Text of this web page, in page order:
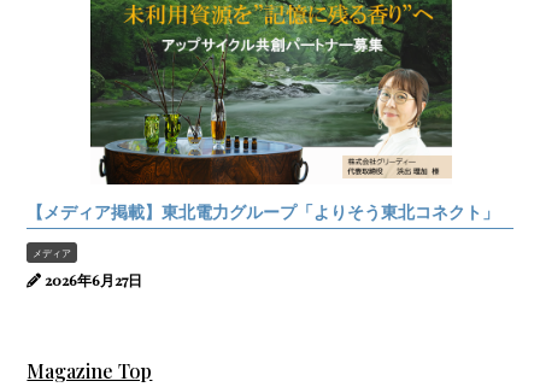
【メディア掲載】東北電力グループ「よりそう東北コネクト」
メディア
2026年6月27日
Magazine Top